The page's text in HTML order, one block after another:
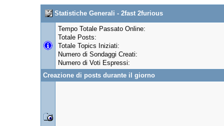
Statistiche Generali - 2fast 2furious
Tempo Totale Passato Online:
Totale Posts:
Totale Topics Iniziati:
Numero di Sondaggi Creati:
Numero di Voti Espressi:
Creazione di posts durante il giorno